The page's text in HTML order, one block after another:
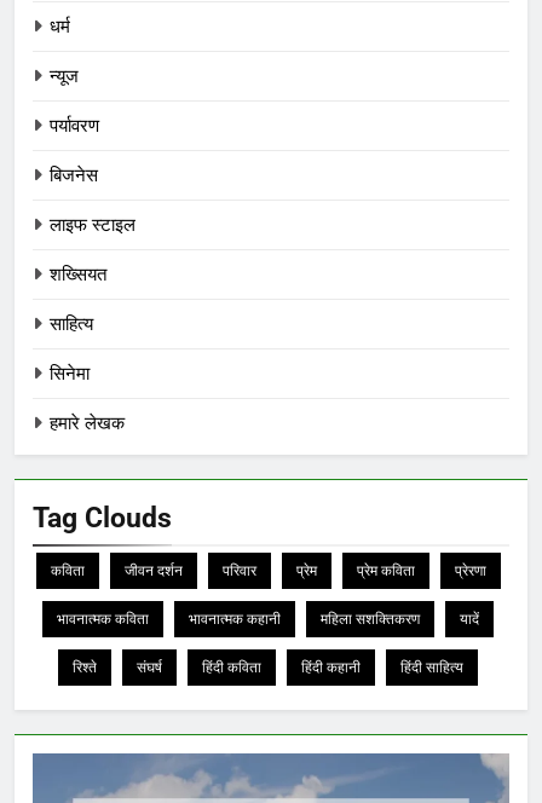
धर्म
न्यूज
पर्यावरण
बिजनेस
लाइफ स्टाइल
शख्सियत
साहित्य
सिनेमा
हमारे लेखक
Tag Clouds
कविता जीवन दर्शन परिवार प्रेम प्रेम कविता प्रेरणा
भावनात्मक कविता भावनात्मक कहानी महिला सशक्तिकरण यादें
रिश्ते संघर्ष हिंदी कविता हिंदी कहानी हिंदी साहित्य